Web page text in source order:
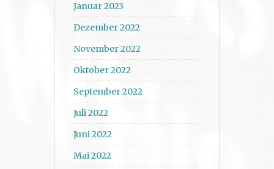
Januar 2023
Dezember 2022
November 2022
Oktober 2022
September 2022
Juli 2022
Juni 2022
Mai 2022